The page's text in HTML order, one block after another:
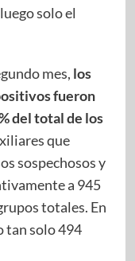
solo el
mes, los
fueron
del total de los
que
sospechosos y
a 945
totales. En
tan solo 494